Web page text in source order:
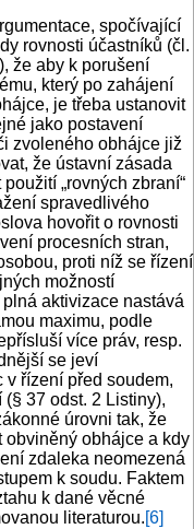
spočívající
rovnosti účastníků (čl.
že aby k porušení
který po zahájení
je třeba ustanovit
jako postavení
zvoleného obhájce již
že ústavní zásada
„rovných zbraní“
spravedlivého
hovořit o rovnosti
procesních stran,
proti níž se řízení
možností
aktivizace nastává
maximu, podle
více práv, resp.
se jeví
v řízení před soudem,
37 odst. 2 Listiny),
úrovni tak, že
obviněný obhájce a kdy
zdaleka neomezená
k soudu. Faktem
k dané věcné
literaturou.[6]